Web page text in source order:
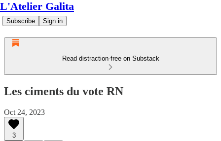
L'Atelier Galita
Subscribe Sign in
Read distraction-free on Substack
Les ciments du vote RN
Oct 24, 2023
3